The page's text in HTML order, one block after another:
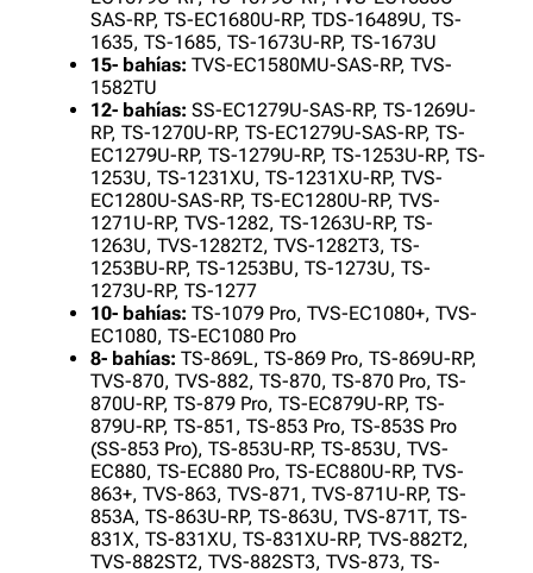
SAS-RP, TS-EC1680U-RP, TDS-16489U, TS-
1635, TS-1685, TS-1673U-RP, TS-1673U
15- bahías: TVS-EC1580MU-SAS-RP, TVS-
1582TU
12- bahías: SS-EC1279U-SAS-RP, TS-1269U-
RP, TS-1270U-RP, TS-EC1279U-SAS-RP, TS-
EC1279U-RP, TS-1279U-RP, TS-1253U-RP, TS-
1253U, TS-1231XU, TS-1231XU-RP, TVS-
EC1280U-SAS-RP, TS-EC1280U-RP, TVS-
1271U-RP, TVS-1282, TS-1263U-RP, TS-
1263U, TVS-1282T2, TVS-1282T3, TS-
1253BU-RP, TS-1253BU, TS-1273U, TS-
1273U-RP, TS-1277
10- bahías: TS-1079 Pro, TVS-EC1080+, TVS-
EC1080, TS-EC1080 Pro
8- bahías: TS-869L, TS-869 Pro, TS-869U-RP,
TVS-870, TVS-882, TS-870, TS-870 Pro, TS-
870U-RP, TS-879 Pro, TS-EC879U-RP, TS-
879U-RP, TS-851, TS-853 Pro, TS-853S Pro
(SS-853 Pro), TS-853U-RP, TS-853U, TVS-
EC880, TS-EC880 Pro, TS-EC880U-RP, TVS-
863+, TVS-863, TVS-871, TVS-871U-RP, TS-
853A, TS-863U-RP, TS-863U, TVS-871T, TS-
831X, TS-831XU, TS-831XU-RP, TVS-882T2,
TVS-882ST2, TVS-882ST3, TVS-873, TS-